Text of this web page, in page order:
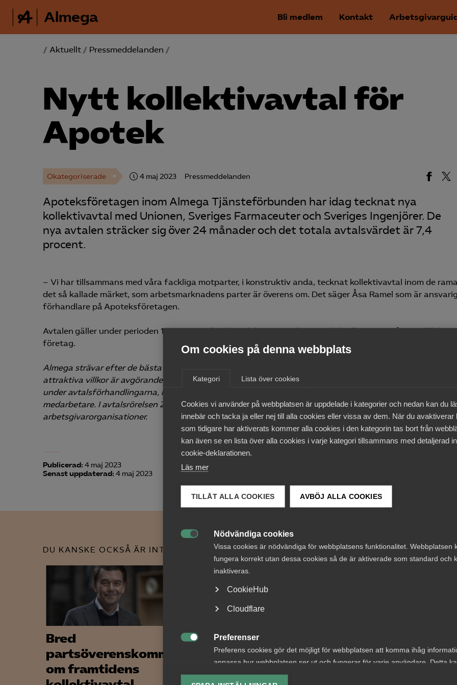
Om cookies på denna webbplats
Kategori Lista över cookies
Cookies vi använder på webbplatsen är uppdelade i kategorier och nedan kan du
innebär och tacka ja eller nej till alla cookies eller vissa av dem. När du avaktiverar
som tidigare har aktiverats kommer alla cookies i den kategorin tas bort från
kan även se en lista över alla cookies i varje kategori tillsammans med detaljerad
cookie-deklarationen.
Läs mer
TILLÅT ALLA COOKIES AVBÖJ ALLA COOKIES
Nödvändiga cookies
Vissa cookies är nödvändiga för webbplatsens funktionalitet. Webbplatsen
fungera korrekt utan dessa cookies så de är aktiverade som standard och
inaktiveras.
CookieHub
Cloudflare
Preferenser
Preferens cookies gör det möjligt för webbplatsen att komma ihåg
anpassa hur webbplatsen ser ut och fungerar för varje användare. Detta
lagring av vald valuta, region, språk eller färgschema.
Almega Bli medlem Kontakt
/ Aktuellt / Pressmeddelanden /
Nytt kollektivavtal för
Apotek
Okategoriserade 4 maj 2023 Pressmeddelanden
Apoteksföretagen inom Almega Tjänsteförbunden har idag tecknat nya
kollektivavtal med Unionen, Sveriges Farmaceuter och Sveriges Ingenjörer. De
nya avtalen sträcker sig över 24 månader och det totala avtalsvärdet är 7,4
procent.
– Vi har tillsammans med våra fackliga motparter, i konstruktiv anda, tecknat kollektivavtal inom de
det så kallade märket, som arbetsmarknadens parter är överens om. Det säger Åsa Ramel som är ansvarig
förhandlare på Apoteksföretagen.
Avtalen gäller under perioden 1 maj 2023 till och med den 30 april 2025 och berör ca 2360 årsanställda
företag.
Almega strävar efter de bästa förutsättningarna för både företagare och medarbetare. Att erbjuda
attraktiva villkor är avgörande för tjänste­företagens framgång. Tillsammans skapar vi en bra
under avtalsförhandlingarna, men framförallt varje dag på arbetsplatserna i samtal mellan företagare
medarbetare. I avtalsrörelsen 2023 tecknar Almega sammanlagt 130 avtal, flest av alla
arbetsgivarorganisationer.
Publicerad: 4 maj 2023
Senast uppdaterad: 4 maj 2023
DU KANSKE OCKSÅ ÄR INTRESSERAD AV DETTA?
Bred
partsöverenskommelse
om framtidens
Almega erbjuder AI-
stödd rådgivning till
ny tjänst inom